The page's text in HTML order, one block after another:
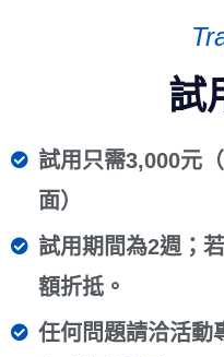
試
試用只需3,000元
面）
試用期間為2週；
額折抵。
任何問題請洽活動